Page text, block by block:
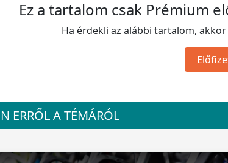
Ez a tartalom csak Prémium
Ha érdekli az alábbi tartalom,
ERRŐL A TÉMÁRÓL